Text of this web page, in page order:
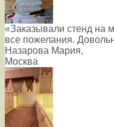
«Заказывали стенд на
все пожелания.
Назарова Мария,
Москва